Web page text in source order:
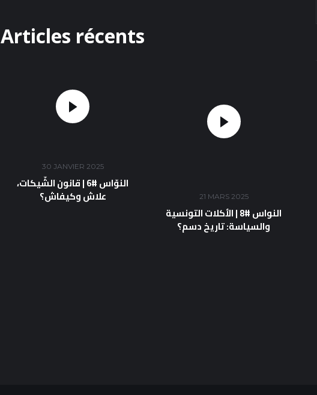
Articles récents
30 JANVIER 2025
النوّاس #6 | قانون الشّيكات،
علاش وكيفاش؟ 21 MARS 2025
النواس #8 | الأكلات التونسية
والسياسة: تاريخ دسم؟